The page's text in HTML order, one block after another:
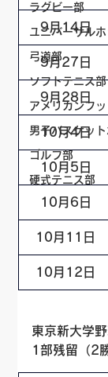
ラグビー部
ユニバーサル
弓道部
ソフトテニス部
アメリカンフ
男子バスケッ
ゴルフ部
硬式テニス部
9月14日
9月27日
9月28日
10月4日
10月5日
10月6日
10月11日
10月12日
東京新大学
1部残留（2